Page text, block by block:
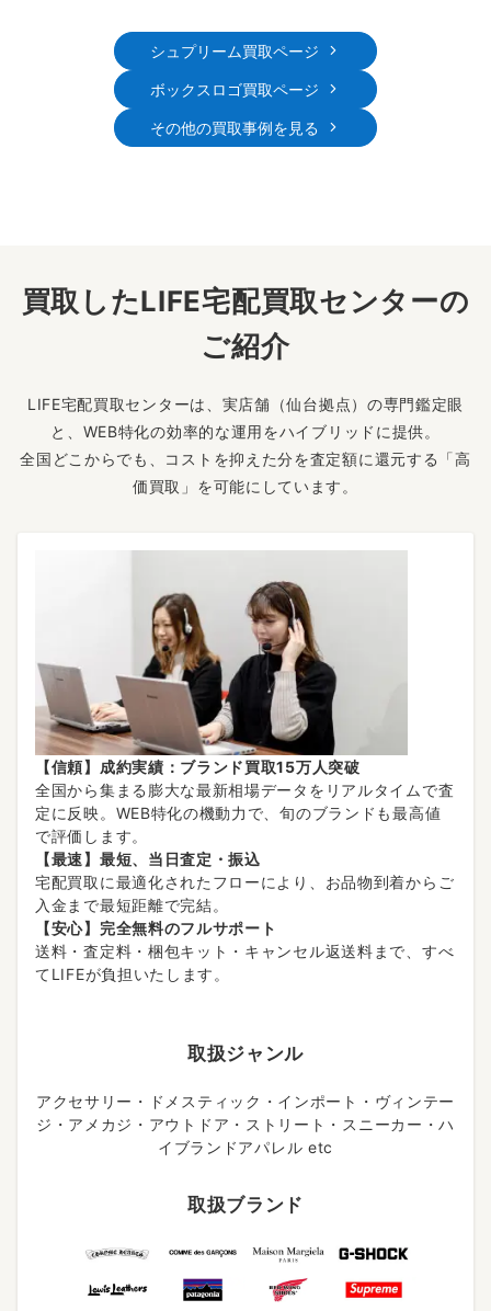
シュプリーム買取ページ
ボックスロゴ買取ページ
その他の買取事例を見る
買取したLIFE宅配買取センターの
ご紹介
LIFE宅配買取センターは、実店舗（仙台拠点）の専門鑑定眼
と、WEB特化の効率的な運用をハイブリッドに提供。
全国どこからでも、コストを抑えた分を査定額に還元する「高
価買取」を可能にしています。
【信頼】成約実績：ブランド買取15万人突破
全国から集まる膨大な最新相場データをリアルタイムで査
定に反映。WEB特化の機動力で、旬のブランドも最高値
で評価します。
【最速】最短、当日査定・振込
宅配買取に最適化されたフローにより、お品物到着からご
入金まで最短距離で完結。
【安心】完全無料のフルサポート
送料・査定料・梱包キット・キャンセル返送料まで、すべ
てLIFEが負担いたします。
取扱ジャンル
アクセサリー・ドメスティック・インポート・ヴィンテー
ジ・アメカジ・アウトドア・ストリート・スニーカー・ハ
イブランドアパレル etc
取扱ブランド